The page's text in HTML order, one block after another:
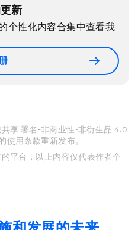
新
个性化内容合集中查看我
享 署名-非商业性-非衍生品 4.0
使用条款重新发布。
平台，以上内容仅代表作者个